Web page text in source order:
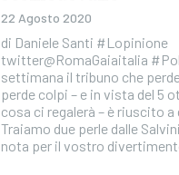
22 Agosto 2020
di Daniele Santi #Lopinione
twitter@RomaGaiaitalia
settimana il tribuno che
perde colpi – e in vista del 5
cosa ci regalerà – è riuscito
Traiamo due perle dalle
nota per il vostro